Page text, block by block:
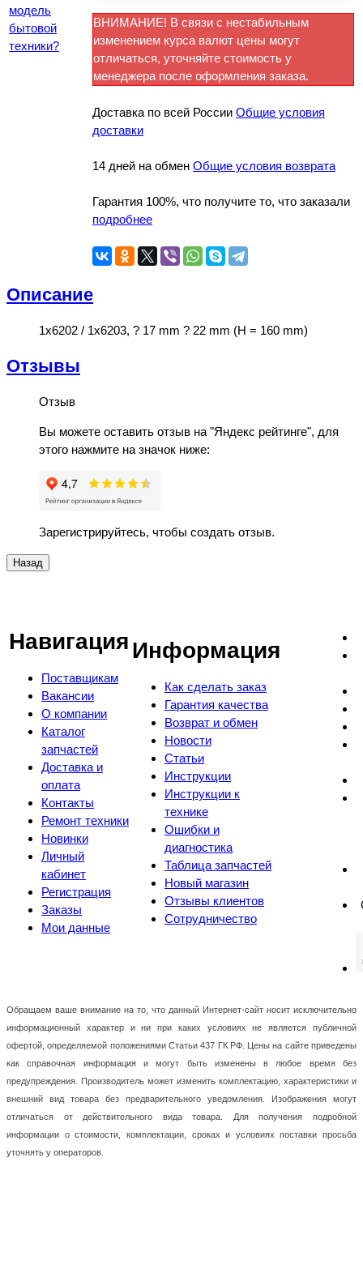
модель
бытовой
техники?
ВНИМАНИЕ! В связи с нестабильным
изменением курса валют цены могут
отличаться, уточняйте стоимость у
менеджера после оформления заказа.
Доставка по всей России Общие условия
доставки
14 дней на обмен Общие условия возврата
Гарантия 100%, что получите то, что заказали
подробнее
Описание
1x6202 / 1x6203, ? 17 mm ? 22 mm (H = 160 mm)
Отзывы
Отзыв
Вы можете оставить отзыв на "Яндекс рейтинге", для
этого нажмите на значок ниже:
Зарегистрируйтесь, чтобы создать отзыв.
Навигация
Поставщикам
Вакансии
О компании
Каталог
запчастей
Доставка и
оплата
Контакты
Ремонт техники
Новинки
Личный
кабинет
Регистрация
Заказы
Мои данные
Информация
Как сделать заказ
Гарантия качества
Возврат и обмен
Новости
Статьи
Инструкции
Инструкции к
технике
Ошибки и
диагностика
Таблица запчастей
Новый магазин
Отзывы клиентов
Сотрудничество
Обращаем ваше внимание на то, что данный Интернет-сайт носит исключительно
информационный характер и ни при каких условиях не является публичной
офертой, определяемой положениями Статьи 437 ГК РФ. Цены на сайте приведены
как справочная информация и могут быть изменены в любое время без
предупреждения. Производитель может изменить комплектацию, характеристики и
внешний вид товара без предварительного уведомления. Изображения могут
отличаться от действительного вида товара. Для получения подробной
информации о стоимости, комплектации, сроках и условиях поставки просьба
уточнять у операторов.